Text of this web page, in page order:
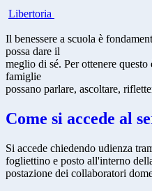
Libertoria
Il benessere a scuola è
possa dare il
meglio di sé. Per ottenere
famiglie
possano parlare, ascoltare,
Come si accede al
Si accede chiedendo udienza
fogliettino e posto all'interno
postazione dei collaboratori